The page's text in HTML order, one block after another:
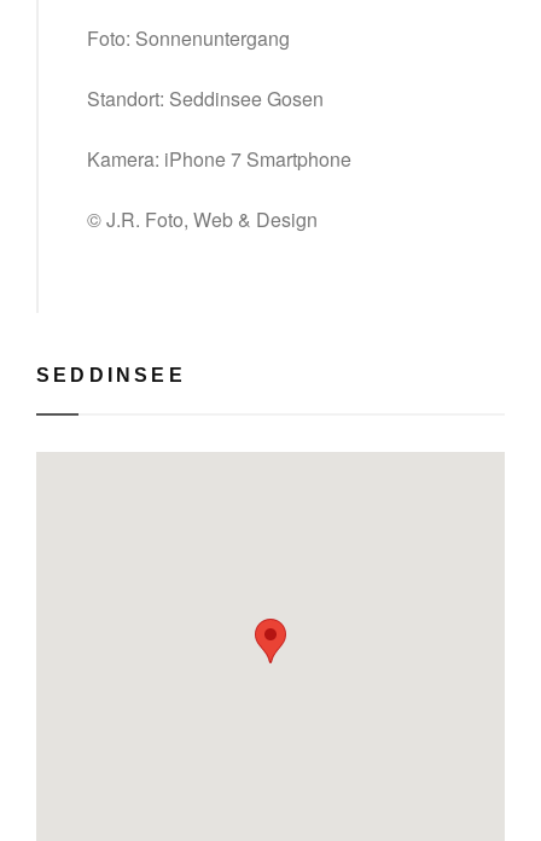
Foto: Sonnenuntergang
Standort: Seddinsee Gosen
Kamera: iPhone 7 Smartphone
© J.R. Foto, Web & Design
SEDDINSEE